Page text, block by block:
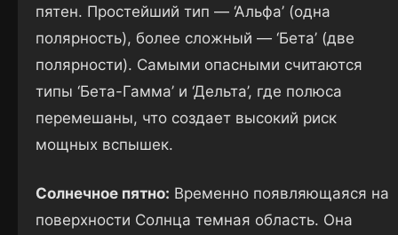
пятен. Простейший тип — ‘Альфа’ (одна
полярность), более сложный — ‘Бета’ (две
полярности). Самыми опасными считаются
типы ‘Бета-Гамма’ и ‘Дельта’, где полюса
перемешаны, что создает высокий риск
мощных вспышек.
Солнечное пятно: Временно появляющаяся на
поверхности Солнца темная область. Она